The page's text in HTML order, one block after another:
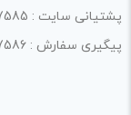
پشتیانی سایت : 09353027585
پیگیری سفارش : 09353027586 (